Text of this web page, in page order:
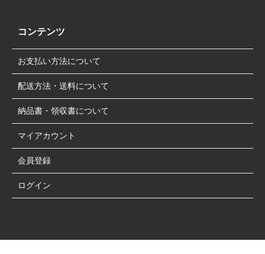
コンテンツ
お支払い方法について
配送方法・送料について
納品書・領収書について
マイアカウント
会員登録
ログイン